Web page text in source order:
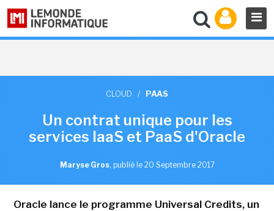
CLOUD / PAAS
Un contrat unique pour les
services IaaS et PaaS d'Oracle
Maryse Gros, publié le 20 Septembre 2017
Oracle lance le programme Universal Credits, un